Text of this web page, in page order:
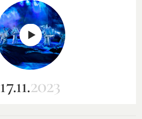
17.11.2023